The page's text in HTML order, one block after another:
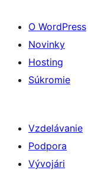
O WordPress
Novinky
Hosting
Súkromie
Vzdelávanie
Podpora
Vývojári